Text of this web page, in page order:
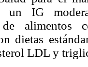
un IG
de
dietas
LDL y